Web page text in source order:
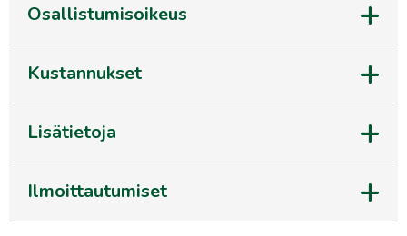
Osallistumisoikeus
Kustannukset
Lisätietoja
Ilmoittautumiset